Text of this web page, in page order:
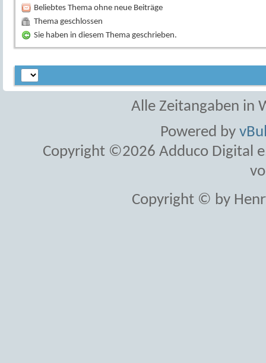
Beliebtes Thema ohne neue Beiträge
Thema geschlossen
Sie haben in diesem Thema geschrieben.
Alle Zeitangaben in
Powered by
Copyright ©2026 Adduco Digital
Copyright © by